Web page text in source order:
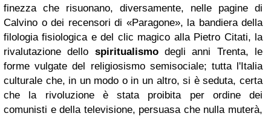
finezza che risuonano, diversamente, nelle pagine di
Calvino o dei recensori di «Paragone», la bandiera della
filologia fisiologica e del clic magico alla Pietro Citati, la
rivalutazione dello spiritualismodegli anni Trenta, le
forme vulgate del religiosismo semisociale; tutta l'Italia
culturale che, in un modo o in un altro, si è seduta, certa
che la rivoluzione è stata proibita per ordine dei
comunisti e della televisione, persuasa che nulla muterà,